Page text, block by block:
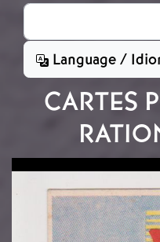
Rechercher
Language /
CARTES
Image